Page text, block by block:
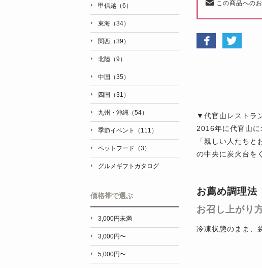
この商品への
▼代官山レストラ
2016年に代官山
「親しい人たち
の中央に炭火台を
お薦め調理法
お召し上がり
冷凍状態のまま、
甲信越（6）
東海（34）
関西（39）
北陸（9）
中国（35）
四国（31）
九州・沖縄（54）
季節イベント（111）
ペットフード（3）
グルメギフトカタログ
価格帯で選ぶ
3,000円未満
3,000円〜
5,000円〜